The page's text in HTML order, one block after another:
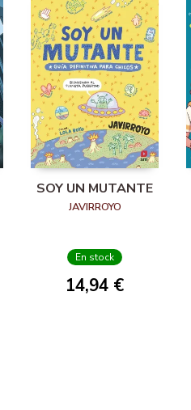
SOY UN MUTANTE
JAVIRROYO
En stock
14,94 €